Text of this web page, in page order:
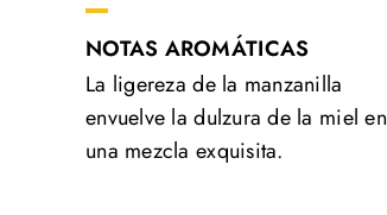
NOTAS AROMÁTICAS
La ligereza de la manzanilla
envuelve la dulzura de la miel en
una mezcla exquisita.